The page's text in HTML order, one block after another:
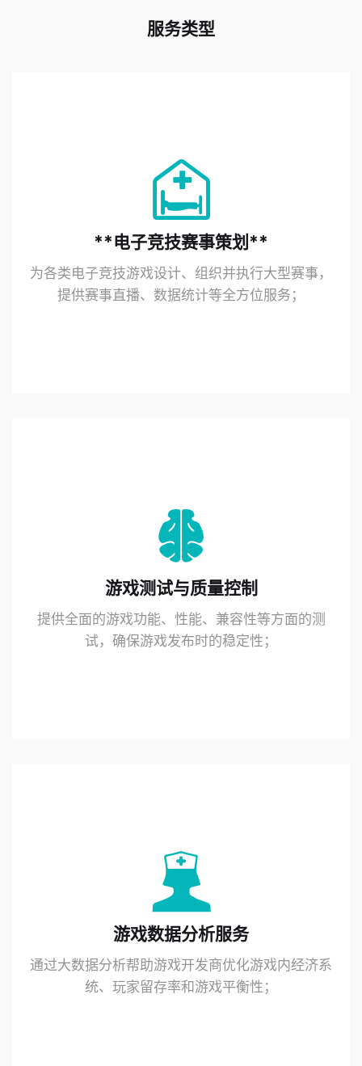
服务类型
**电子竞技赛事策划**
为各类电子竞技游戏设计、组织并执行大型赛事，
提供赛事直播、数据统计等全方位服务；
游戏测试与质量控制
提供全面的游戏功能、性能、兼容性等方面的测
试，确保游戏发布时的稳定性；
游戏数据分析服务
通过大数据分析帮助游戏开发商优化游戏内经济系
统、玩家留存率和游戏平衡性；